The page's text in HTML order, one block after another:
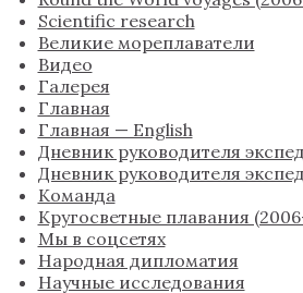
Scientific research
Великие мореплаватели
Видео
Галерея
Главная
Главная — English
Дневник руководителя
Дневник руководителя
Команда
Кругосветные плавания
Мы в соцсетях
Народная дипломатия
Научные исследования